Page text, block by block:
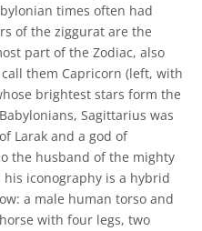
times often had
of the ziggurat are the
part of the Zodiac, also
them Capricorn (left, with
brightest stars form the
Sagittarius was
Larak and a god of
the husband of the mighty
iconography is a hybrid
a male human torso and
with four legs, two